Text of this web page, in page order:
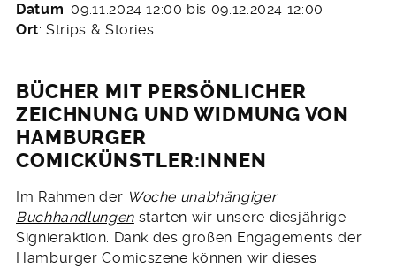
2.
November
Datum: 09.11.2024 12:00 bis 09.12.2024 12:00
Ort: Strips & Stories
BÜCHER MIT PERSÖNLICHER
ZEICHNUNG UND WIDMUNG VON
HAMBURGER
COMICKÜNSTLER:INNEN
Im Rahmen der Woche unabhängiger
Buchhandlungen starten wir unsere diesjährige
Signieraktion. Dank des großen Engagements der
Hamburger Comicszene können wir dieses